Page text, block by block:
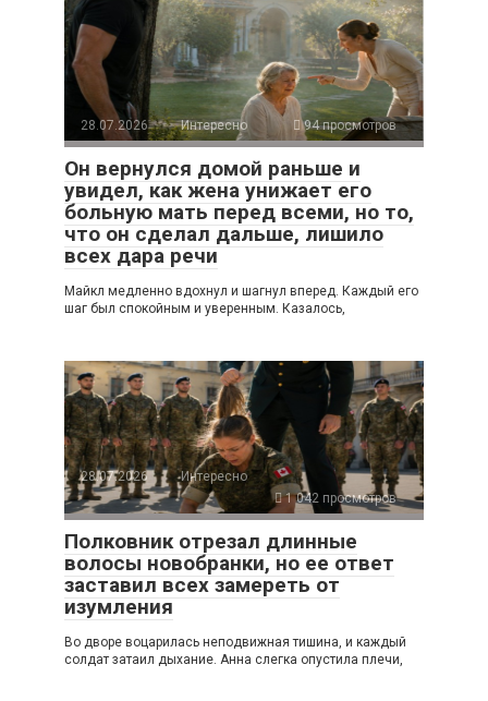
28.07.2026 Интересно 94 просмотров
Он вернулся домой раньше и
увидел, как жена унижает его
больную мать перед всеми, но то,
что он сделал дальше, лишило
всех дара речи
Майкл медленно вдохнул и шагнул вперед. Каждый его
шаг был спокойным и уверенным. Казалось,
28.07.2026
Интересно
1 042 просмотров
Полковник отрезал длинные
волосы новобранки, но ее ответ
заставил всех замереть от
изумления
Во дворе воцарилась неподвижная тишина, и каждый
солдат затаил дыхание. Анна слегка опустила плечи,